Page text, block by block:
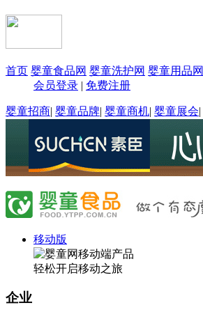
首页 婴童食品网 婴童洗护网 婴童用品网
会员登录 | 免费注册
婴童招商| 婴童品牌| 婴童商机| 婴童展会|
移动版
轻松开启移动之旅
企业